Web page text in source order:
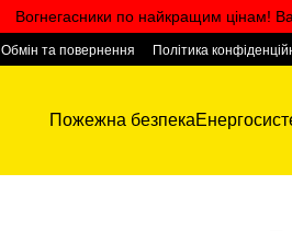
Вогнегасники по найкращим цінам!
Обмін та повернення Політика
Пожежна безпека